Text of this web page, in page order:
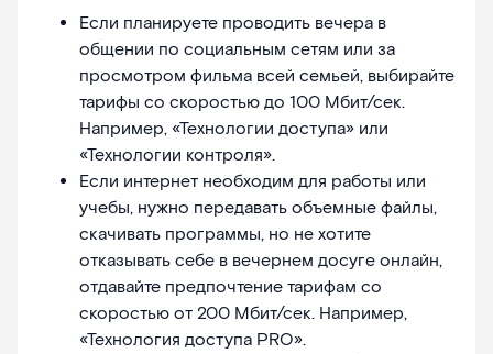
Если планируете проводить вечера в
общении по социальным сетям или за
просмотром фильма всей семьей, выбирайте
тарифы со скоростью до 100 Мбит/сек.
Например, «Технологии доступа» или
«Технологии контроля».
Если интернет необходим для работы или
учебы, нужно передавать объемные файлы,
скачивать программы, но не хотите
отказывать себе в вечернем досуге онлайн,
отдавайте предпочтение тарифам со
скоростью от 200 Мбит/сек. Например,
«Технология доступа PRO».